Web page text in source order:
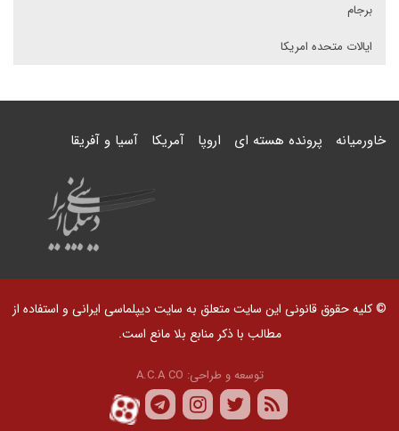
برجام
ایالات متحده امریکا
خاورمیانه پرونده هسته ای اروپا آمریکا آسیا و آفریقا
© کلیه حقوق قانونی این سایت متعلق به سایت دیپلماسی ایرانی و استفاده از
مطالب با ذکر منابع بلا مانع است.
توسعه و طراحی: A.C.A CO